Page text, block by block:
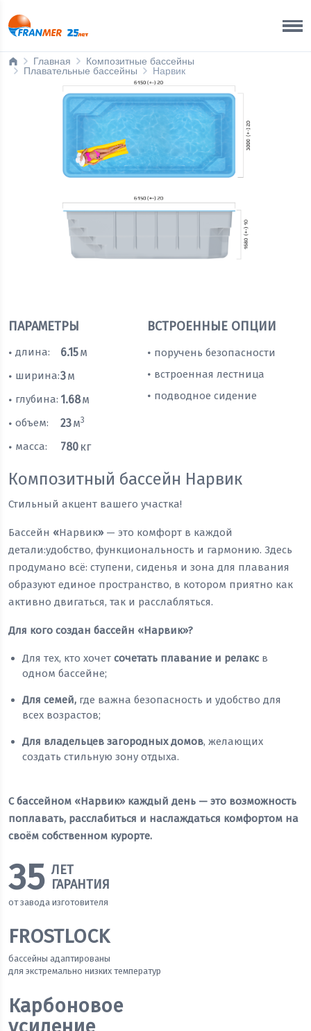
Главная
Композитные бассейны
Плавательные бассейны
Нарвик
ПАРАМЕТРЫ
• длина: 6.15м
• ширина:3м
• глубина: 1.68м
• объем: 23м3
• масса: 780 кг
ВСТРОЕННЫЕ ОПЦИИ
• поручень безопасности
• встроенная лестница
• подводное сидение
Композитный бассейн Нарвик
Стильный акцент вашего участка!
Бассейн «Нарвик» — это комфорт в каждой
детали:удобство, функциональность и гармонию. Здесь
продумано всё: ступени, сиденья и зона для плавания
образуют единое пространство, в котором приятно как
активно двигаться, так и расслабляться.
Для кого создан бассейн «Нарвик»?
Для тех, кто хочет сочетать плавание и релакс в
одном бассейне;
Для семей, где важна безопасность и удобство для
всех возрастов;
Для владельцев загородных домов, желающих
создать стильную зону отдыха.
С бассейном «Нарвик» каждый день — это возможность
поплавать, расслабиться и наслаждаться комфортом на
своём собственном курорте.
35 ЛЕТ
ГАРАНТИЯ
от завода изготовителя
FROSTLOCK
бассейны адаптированы
для экстремально низких температур
Карбоновое